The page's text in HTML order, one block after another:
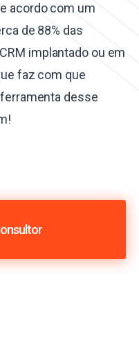
acordo com um
de 88% das
implantado ou em
faz com que
desse